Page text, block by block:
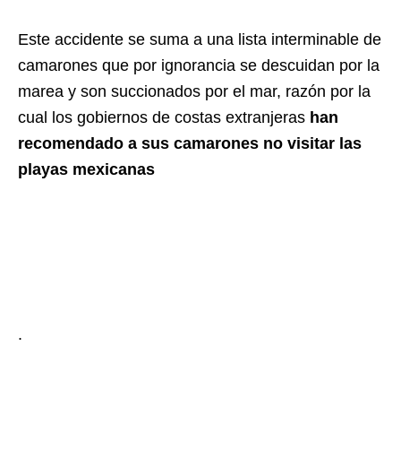
Este accidente se suma a una lista interminable de
camarones que por ignorancia se descuidan por la
marea y son succionados por el mar, razón por la
cual los gobiernos de costas extranjeras han
recomendado a sus camarones no visitar las
playas mexicanas
.